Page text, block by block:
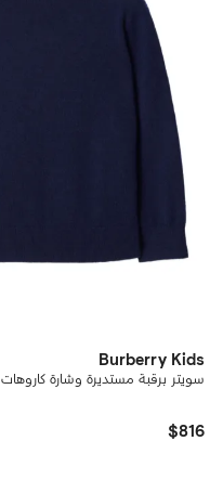
Burberry Kids
سويتر برقبة مستديرة وشارة كاروهات
$816